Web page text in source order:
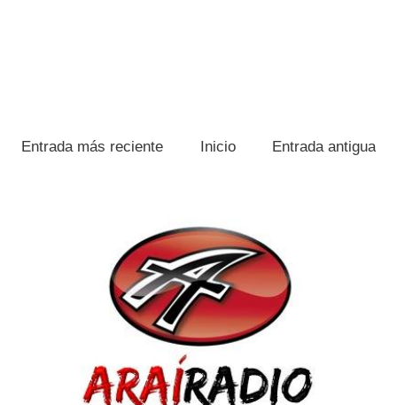
Entrada más reciente Entrada antigua
Inicio